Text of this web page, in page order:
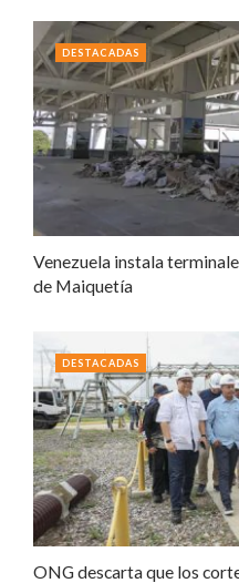
Venezuela instala
de Maiquetía
DESTACADAS
ONG descarta que los
DESTACADAS